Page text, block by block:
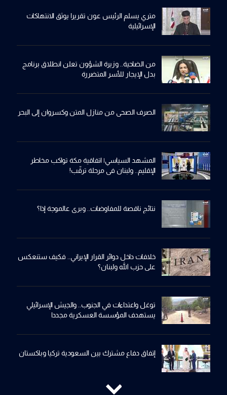
متري يسلم الرئيس عون تقريرا يوثق الانتهاكات
الإسرائيلية
من الضاحية.. وزيرة الشؤون تعلن انطلاق برنامج
بدل الإيجار للأسر المتضررة
الصرف الصحي من منازل المتن وكسروان إلى البحر
المشهد السياسي| اتفاقية مكة تواكب مخاطر
الإقليم.. ولبنان في مرحلة ترقّب!
نتائج ناقصة للمفاوضات.. وبري عالموجة إذا؟
خلافات داخل دوائر القرار الإيراني.. فكيف ستنعكس
على حزب الله ولبنان؟
توغل واعتداءات في الجنوب.. والجيش الإسرائيلي
يستهدف المؤسسة العسكرية مجددا
إتفاق دفاع مشترك بين السعودية تركيا وباكستان